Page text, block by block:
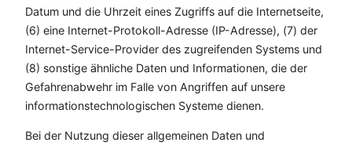
Datum und die Uhrzeit eines Zugriffs auf die Internetseite,
(6) eine Internet-Protokoll-Adresse (IP-Adresse), (7) der
Internet-Service-Provider des zugreifenden Systems und
(8) sonstige ähnliche Daten und Informationen, die der
Gefahrenabwehr im Falle von Angriffen auf unsere
informationstechnologischen Systeme dienen.
Bei der Nutzung dieser allgemeinen Daten und